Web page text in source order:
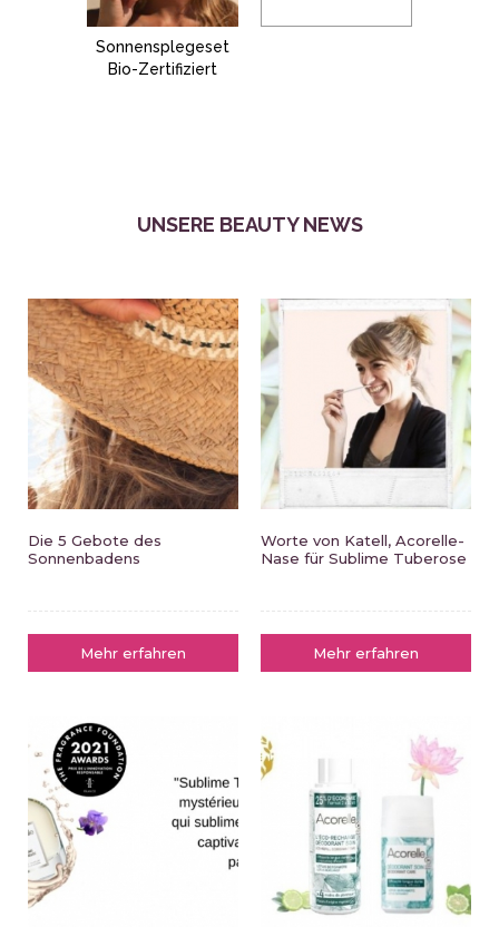
Sonnensplegeset
Bio-Zertifiziert
UNSERE BEAUTY NEWS
Die 5 Gebote des
Sonnenbadens
Mehr erfahren
Worte von Katell, Acorelle-
Nase für Sublime Tuberose
Mehr erfahren